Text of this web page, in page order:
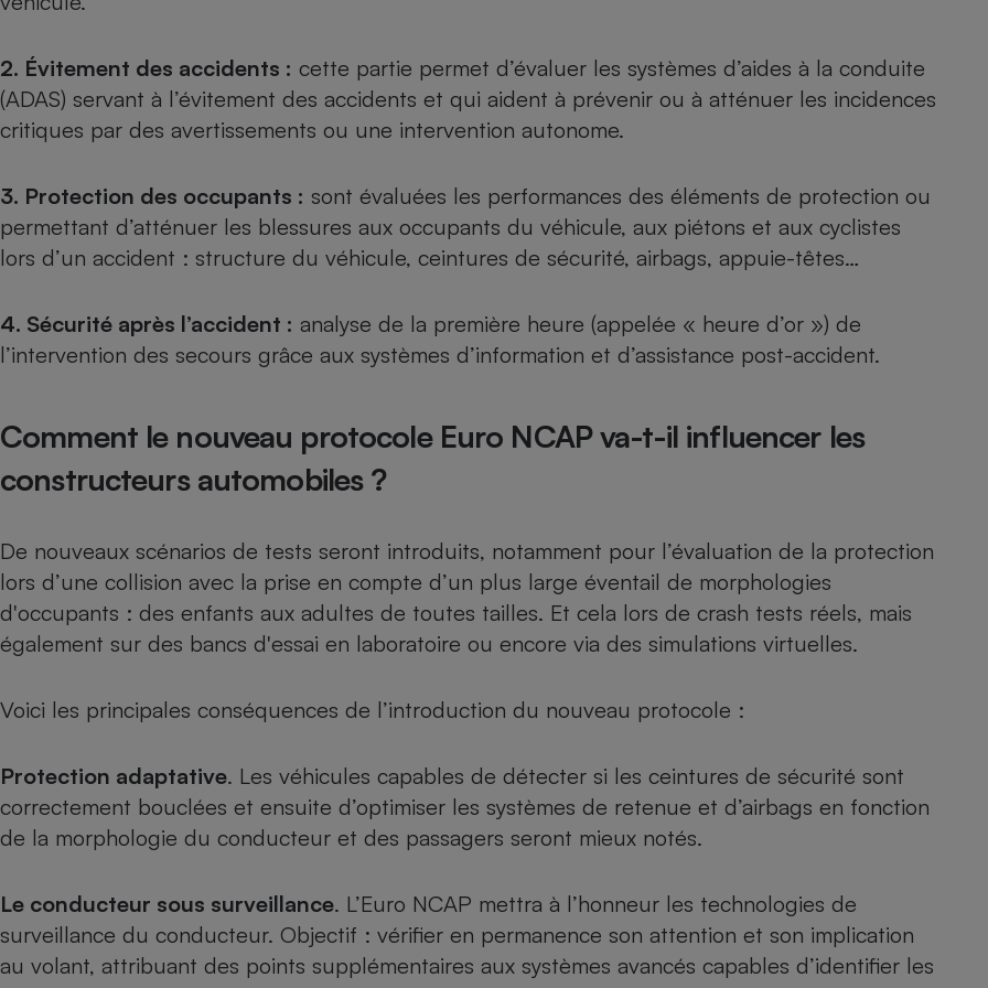
2. Évitement des accidents : cette partie permet d’évaluer les systèmes d’aides à la conduite
(ADAS) servant à l’évitement des accidents et qui aident à prévenir ou à atténuer les incidences
critiques par des avertissements ou une intervention autonome.
3. Protection des occupants : sont évaluées les performances des éléments de protection ou
permettant d’atténuer les blessures aux occupants du véhicule, aux piétons et aux cyclistes
lors d’un accident : structure du véhicule, ceintures de sécurité, airbags, appuie-têtes…
4. Sécurité après l’accident : analyse de la première heure (appelée « heure d’or ») de
l’intervention des secours grâce aux systèmes d’information et d’assistance post-accident.
Comment le nouveau protocole Euro NCAP va-t-il influencer les
constructeurs automobiles ?
De nouveaux scénarios de tests seront introduits, notamment pour l’évaluation de la protection
lors d’une collision avec la prise en compte d’un plus large éventail de morphologies
d'occupants : des enfants aux adultes de toutes tailles. Et cela lors de crash tests réels, mais
également sur des bancs d'essai en laboratoire ou encore via des simulations virtuelles.
Voici les principales conséquences de l’introduction du nouveau protocole :
Protection adaptative. Les véhicules capables de détecter si les ceintures de sécurité sont
correctement bouclées et ensuite d’optimiser les systèmes de retenue et d’airbags en fonction
de la morphologie du conducteur et des passagers seront mieux notés.
Le conducteur sous surveillance. L’Euro NCAP mettra à l’honneur les technologies de
surveillance du conducteur. Objectif : vérifier en permanence son attention et son implication
au volant, attribuant des points supplémentaires aux systèmes avancés capables d’identifier les